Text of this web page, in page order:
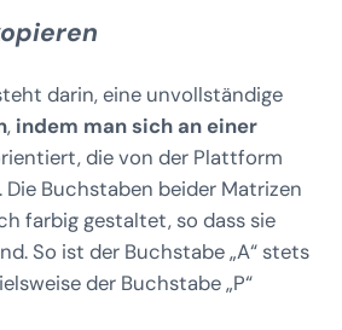
darin, eine unvollständige
, indem man sich an einer
die von der Plattform
Buchstaben beider Matrizen
farbig gestaltet, so dass sie
So ist der Buchstabe „A“ stets
der Buchstabe „P“